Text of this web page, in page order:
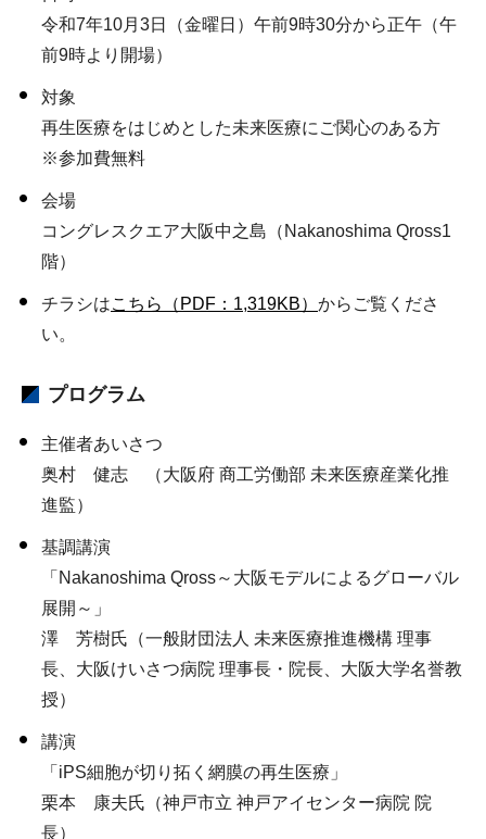
令和7年10月3日（金曜日）午前9時30分から正午（午
前9時より開場）
対象
再生医療をはじめとした未来医療にご関心のある方
※参加費無料
会場
コングレスクエア大阪中之島（Nakanoshima Qross1
階）
チラシはこちら（PDF：1,319KB） からご覧くださ
い。
プログラム
主催者あいさつ
奥村 健志 （大阪府 商工労働部 未来医療産業化推
進監）
基調講演
「Nakanoshima Qross～大阪モデルによるグローバル
展開～」
澤 芳樹氏（一般財団法人 未来医療推進機構 理事
長、大阪けいさつ病院 理事長・院長、大阪大学名誉教
授）
講演
「iPS細胞が切り拓く網膜の再生医療」
栗本 康夫氏（神戸市立 神戸アイセンター病院 院
長）